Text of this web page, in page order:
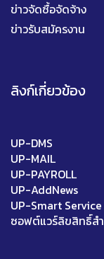
ข่าวจัดซื้อจัดจ้าง
ข่าวรับสมัครงาน
ลิงก์เกี่ยวข้อง
UP-DMS
UP-MAIL
UP-PAYROLL
UP-AddNews
UP-Smart Service
ซอฟต์แวร์ลิขสิทธิ์ส